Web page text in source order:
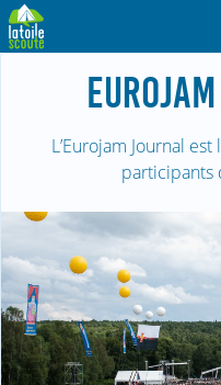
L’Eurojam Journal
participants